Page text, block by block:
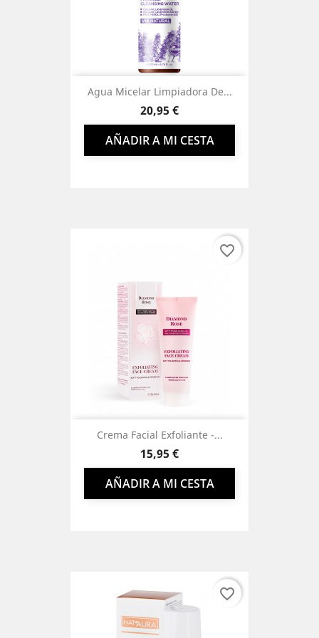
Agua Micelar Limpiadora De...
Precio
20,95 €
AÑADIR A MI CESTA
Crema Facial Exfoliante -...
Precio
15,95 €
AÑADIR A MI CESTA
favorite_border
favorite_border